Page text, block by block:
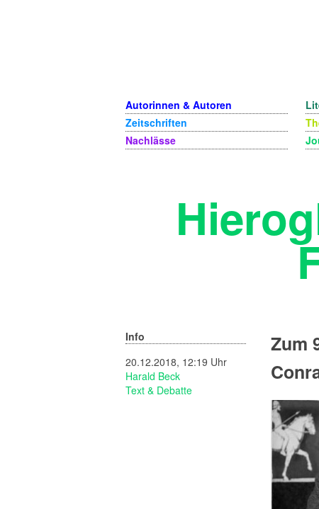
Autorinnen & Autoren
Zeitschriften
Nachlässe
Info
20.12.2018, 12:19 Uhr
Harald Beck
Text & Debatte
Zum